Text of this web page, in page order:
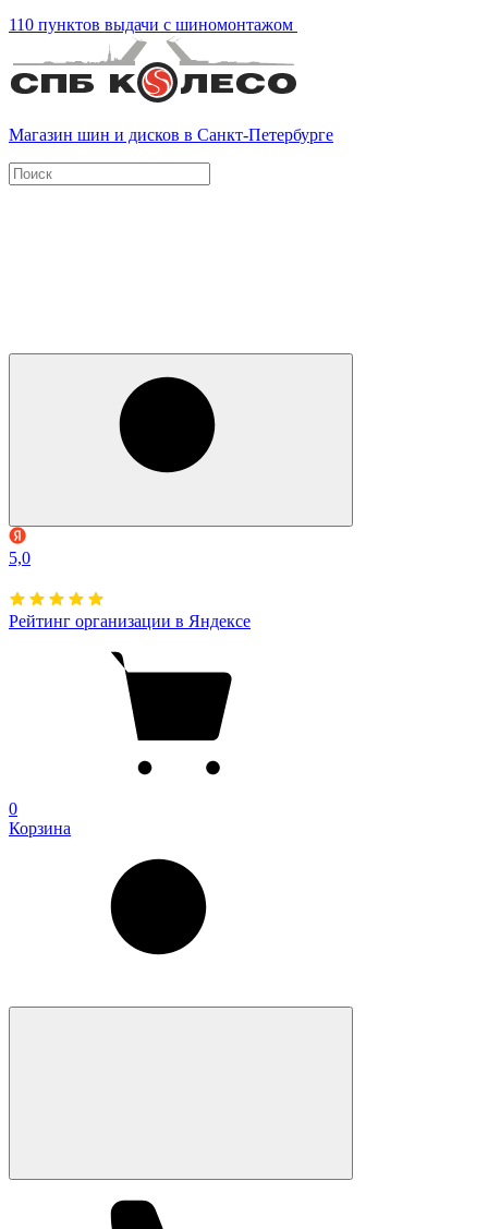
110 пунктов выдачи с шиномонтажом
Магазин шин и дисков в Санкт-Петербурге
5,0
Рейтинг организации в Яндексе
0
Корзина